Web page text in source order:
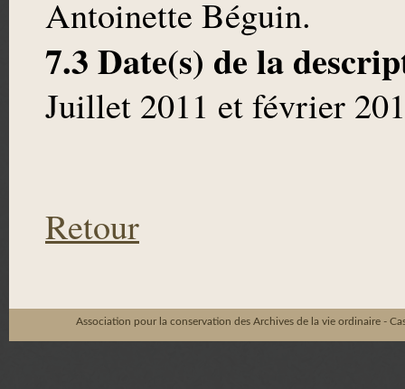
Antoinette Béguin.
7.3 Date(s) de la
Juillet 2011 et février
Retour
Association pour la conservation des Archives de la vie ordinaire -